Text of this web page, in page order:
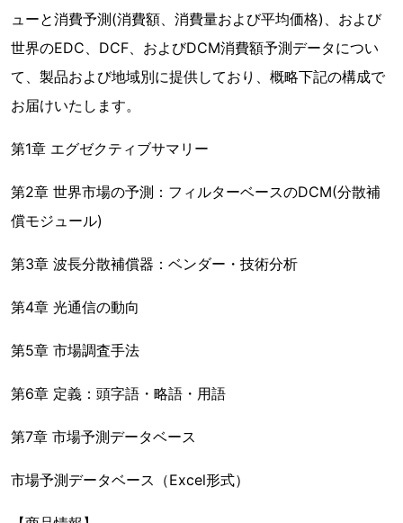
ューと消費予測(消費額、消費量および平均価格)、および
世界のEDC、DCF、およびDCM消費額予測データについ
て、製品および地域別に提供しており、概略下記の構成で
お届けいたします。
第1章 エグゼクティブサマリー
第2章 世界市場の予測：フィルターベースのDCM(分散補
償モジュール)
第3章 波長分散補償器：ベンダー・技術分析
第4章 光通信の動向
第5章 市場調査手法
第6章 定義：頭字語・略語・用語
第7章 市場予測データベース
市場予測データベース（Excel形式）